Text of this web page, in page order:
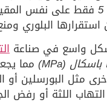
5 فقط على نفس
استقرارها البلوري
واسع في صناعة
باسكال (MPa) مما
مثل البورسلين أو
اللثة أو رفض